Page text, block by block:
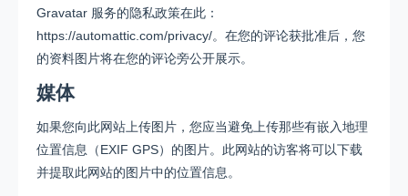
Gravatar 服务的隐私政策在此：
https://automattic.com/privacy/。在您的评论获批准后，您
的资料图片将在您的评论旁公开展示。
媒体
如果您向此网站上传图片，您应当避免上传那些有嵌入地理
位置信息（EXIF GPS）的图片。此网站的访客将可以下载
并提取此网站的图片中的位置信息。